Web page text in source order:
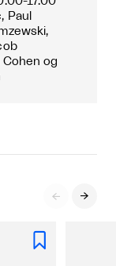
Paul
Cohen og
 
